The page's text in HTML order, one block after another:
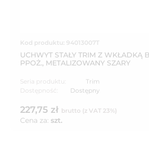
Kod produktu: 94013007T
UCHWYT STAŁY TRIM Z WKŁADKĄ
PPOŻ., METALIZOWANY SZARY
Seria produktu:
Trim
Dostępność:
Dostępny
227,75 zł brutto (z VAT 23%)
Cena za: szt.